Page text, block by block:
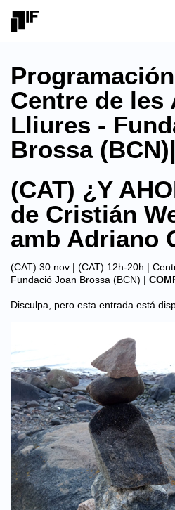
Centre de les
Lliures -
Brossa (BCN)|
(CAT) ¿Y
de Cristián
amb Adriano
(CAT) 30 nov | (CAT) 12h-20h |
Fundació Joan Brossa (BCN) |
Disculpa, pero esta entrada está